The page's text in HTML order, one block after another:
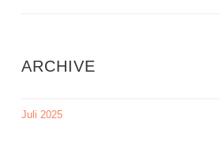
ARCHIVE
Juli 2025